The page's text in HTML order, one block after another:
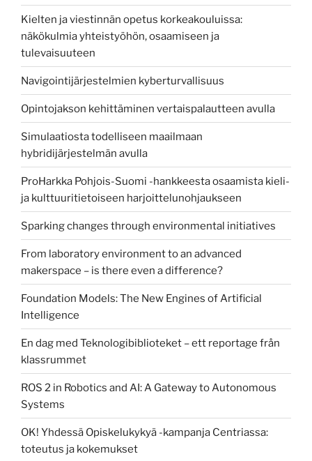
Kielten ja viestinnän opetus korkeakouluissa:
näkökulmia yhteistyöhön, osaamiseen ja
tulevaisuuteen
Navigointijärjestelmien kyberturvallisuus
Opintojakson kehittäminen vertaispalautteen avulla
Simulaatiosta todelliseen maailmaan
hybridijärjestelmän avulla
ProHarkka Pohjois-Suomi -hankkeesta osaamista kieli-
ja kulttuuritietoiseen harjoittelunohjaukseen
Sparking changes through environmental initiatives
From laboratory environment to an advanced
makerspace – is there even a difference?
Foundation Models: The New Engines of Artificial
Intelligence
En dag med Teknologibiblioteket – ett reportage från
klassrummet
ROS 2 in Robotics and AI: A Gateway to Autonomous
Systems
OK! Yhdessä Opiskelukykyä -kampanja Centriassa:
toteutus ja kokemukset